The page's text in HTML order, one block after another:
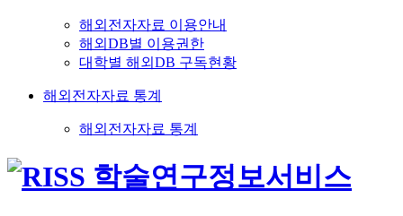
해외전자자료 이용안내
해외DB별 이용권한
대학별 해외DB 구독현황
해외전자자료 통계
해외전자자료 통계